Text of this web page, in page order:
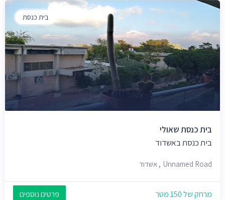
בית כנסת
בית כנסת שאולי
בית כנסת באשדוד
Unnamed Road, אשדוד
מרחק של 150 מטר פרטים נוספים